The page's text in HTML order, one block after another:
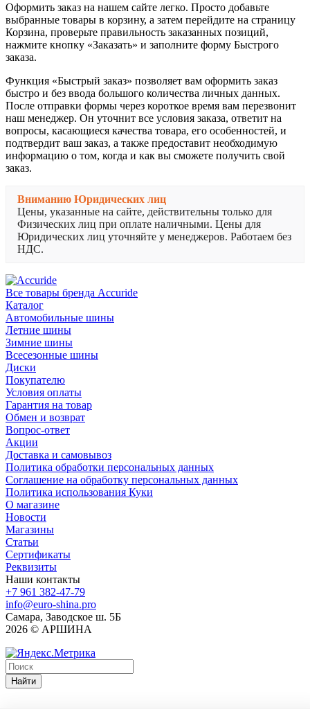
Оформить заказ на нашем сайте легко. Просто добавьте
выбранные товары в корзину, а затем перейдите на страницу
Корзина, проверьте правильность заказанных позиций,
нажмите кнопку «Заказать» и заполните форму Быстрого
заказа.
Функция «Быстрый заказ» позволяет вам оформить заказ
быстро и без ввода большого количества личных данных.
После отправки формы через короткое время вам перезвонит
наш менеджер. Он уточнит все условия заказа, ответит на
вопросы, касающиеся качества товара, его особенностей, и
подтвердит ваш заказ, а также предоставит необходимую
информацию о том, когда и как вы сможете получить свой
заказ.
Вниманию Юридических лиц
Цены, указанные на сайте, действительны только для
Физических лиц при оплате наличными. Цены для
Юридических лиц уточняйте у менеджеров. Работаем без
НДС.
Все товары бренда Accuride
Каталог
Автомобильные шины
Летние шины
Зимние шины
Всесезонные шины
Диски
Покупателю
Условия оплаты
Гарантия на товар
Обмен и возврат
Вопрос-ответ
Акции
Доставка и самовывоз
Политика обработки персональных данных
Соглашение на обработку персональных данных
Политика использования Куки
О магазине
Новости
Магазины
Статьи
Сертификаты
Реквизиты
Наши контакты
+7 961 382-47-79
info@euro-shina.pro
Самара, Заводское ш. 5Б
2026 © АРШИНА
Найти